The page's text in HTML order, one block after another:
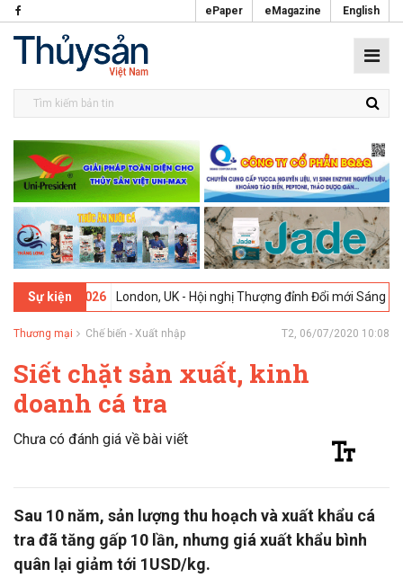
ePaper eMagazine English
Sự kiện
02-2026 London, UK - Hội nghị Thượng đỉnh Đổi mới Sáng tạo trong
Thương mại Chế biến - Xuất nhập T2, 06/07/2020 10:08
Siết chặt sản xuất, kinh
doanh cá tra
Chưa có đánh giá về bài viết
Sau 10 năm, sản lượng thu hoạch và xuất khẩu cá
tra đã tăng gấp 10 lần, nhưng giá xuất khẩu bình
quân lại giảm tới 1USD/kg.